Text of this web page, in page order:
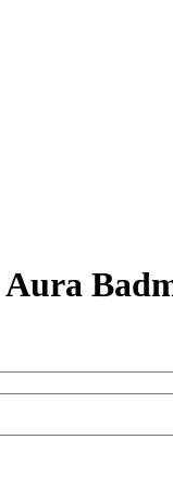
Aura